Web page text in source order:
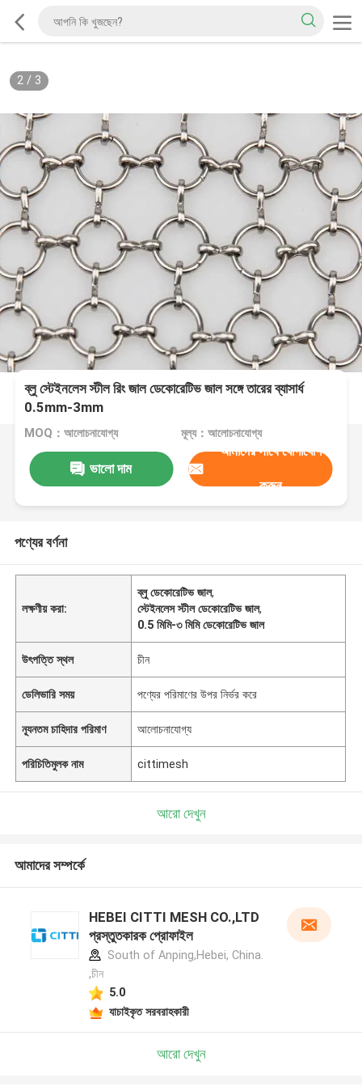
2/ 3
ব্লু স্টেইনলেস স্টীল রিং জাল ডেকোরেটিভ জাল সঙ্গে তারের ব্যাসার্ধ
0.5mm-3mm
MOQ：আলোচনাযোগ্য মূল্য：আলোচনাযোগ্য
ভালো দাম
আমাদের সাথে যোগাযোগ
করুন
পণ্যের বর্ণনা
লক্ষণীয় করা:
ব্লু ডেকোরেটিভ জাল,
স্টেইনলেস স্টীল ডেকোরেটিভ জাল,
0.5 মিমি-৩ মিমি ডেকোরেটিভ জাল
উৎপত্তি স্থল চীন
ডেলিভারি সময় পণ্যের পরিমাণের উপর নির্ভর করে
ন্যূনতম চাহিদার পরিমাণ আলোচনাযোগ্য
পরিচিতিমুলক নাম cittimesh
আরো দেখুন
আমাদের সম্পর্কে
HEBEI CITTI MESH CO.,LTD
প্রস্তুতকারক প্রোফাইল
South of Anping,Hebei, China.
,চীন
5.0
যাচাইকৃত সরবরাহকারী
আরো দেখুন